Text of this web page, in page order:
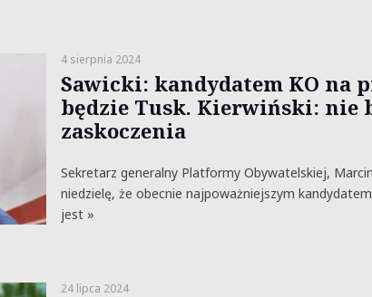
4 sierpnia 2024
Sawicki: kandydatem KO na
będzie Tusk. Kierwiński: nie
zaskoczenia
Sekretarz generalny Platformy Obywatelskiej,
niedzielę, że obecnie najpoważniejszym
jest »
24 lipca 2024